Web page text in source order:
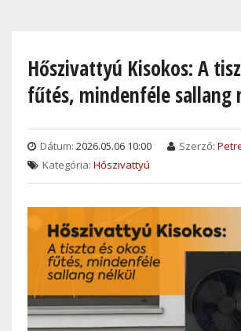
contentHőszivattyú Kisokos: A
fűtés, mindenféle sallang
Dátum: 2026.05.06 10:00 Szerző:
Kategória: Hőszivattyú